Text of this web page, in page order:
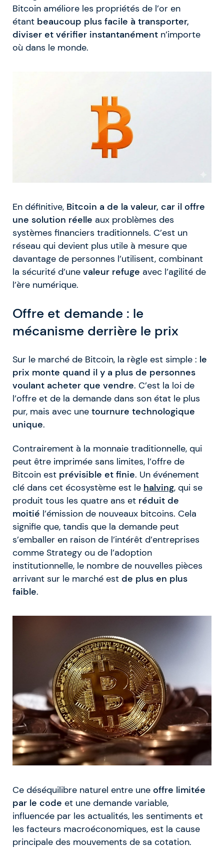
Bitcoin améliore les propriétés de l’or en
étant beaucoup plus facile à transporter,
diviser et vérifier instantanément n’importe
où dans le monde.
En définitive, Bitcoin a de la valeur, car il offre
une solution réelle aux problèmes des
systèmes financiers traditionnels. C’est un
réseau qui devient plus utile à mesure que
davantage de personnes l’utilisent, combinant
la sécurité d’une valeur refuge avec l’agilité de
l’ère numérique.
Offre et demande : le
mécanisme derrière le prix
Sur le marché de Bitcoin, la règle est simple : le
prix monte quand il y a plus de personnes
voulant acheter que vendre. C’est la loi de
l’offre et de la demande dans son état le plus
pur, mais avec une tournure technologique
unique.
Contrairement à la monnaie traditionnelle, qui
peut être imprimée sans limites, l’offre de
Bitcoin est prévisible et finie. Un événement
clé dans cet écosystème est le halving, qui se
produit tous les quatre ans et réduit de
moitié l’émission de nouveaux bitcoins. Cela
signifie que, tandis que la demande peut
s’emballer en raison de l’intérêt d’entreprises
comme Strategy ou de l’adoption
institutionnelle, le nombre de nouvelles pièces
arrivant sur le marché est de plus en plus
faible.
Ce déséquilibre naturel entre une offre limitée
par le code et une demande variable,
influencée par les actualités, les sentiments et
les facteurs macroéconomiques, est la cause
principale des mouvements de sa cotation.